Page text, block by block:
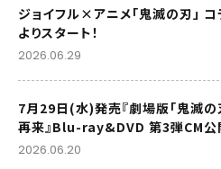
ジョイフル×アニメ「鬼滅の刃」
よりスタート！
2026.06.29
7月29日(水)発売『劇場版「鬼滅
再来』Blu-ray&DVD 第3弾CM公
2026.06.20